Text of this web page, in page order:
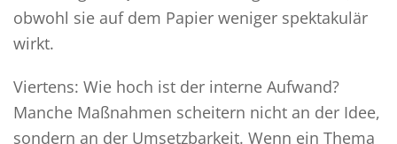
obwohl sie auf dem Papier weniger spektakulär
wirkt.
Viertens: Wie hoch ist der interne Aufwand?
Manche Maßnahmen scheitern nicht an der Idee,
sondern an der Umsetzbarkeit. Wenn ein Thema